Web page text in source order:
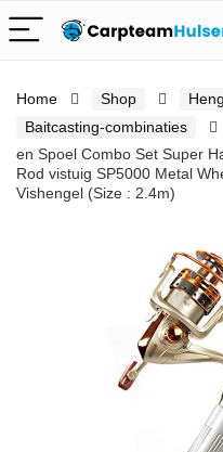
Home Shop
Baitcasting-combinaties
en Spoel Combo Set Super
Rod vistuig SP5000 Metal
Vishengel (Size : 2.4m)